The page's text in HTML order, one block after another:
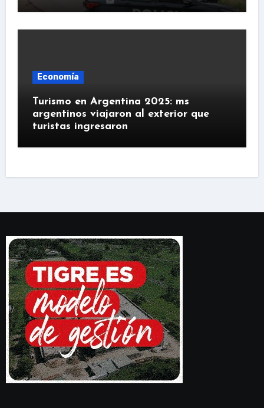
Economía
Turismo en Argentina 2025: ms
argentinos viajaron al exterior que
turistas ingresaron